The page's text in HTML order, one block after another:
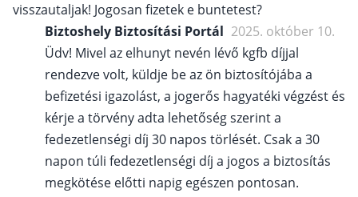
visszautaljak! Jogosan fizetek e buntetest?
Biztoshely Biztosítási Portál 2025. október 10.
Üdv! Mivel az elhunyt nevén lévő kgfb díjjal
rendezve volt, küldje be az ön biztosítójába a
befizetési igazolást, a jogerős hagyatéki végzést és
kérje a törvény adta lehetőség szerint a
fedezetlenségi díj 30 napos törlését. Csak a 30
napon túli fedezetlenségi díj a jogos a biztosítás
megkötése előtti napig egészen pontosan.